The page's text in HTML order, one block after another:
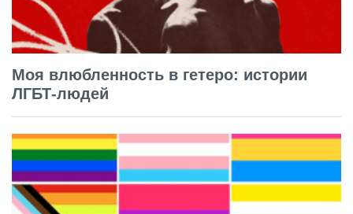
Моя влюбленность в гетеро: истории
ЛГБТ-людей